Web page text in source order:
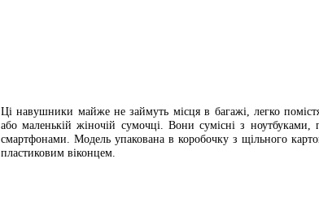
Ці навушники майже не займуть місця в багажі, легко
або маленькій жіночій сумочці. Вони сумісні з ноутбуками,
смартфонами. Модель упакована в коробочку з щільного
пластиковим віконцем.